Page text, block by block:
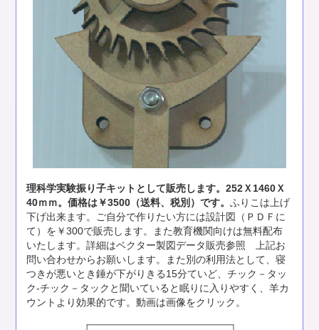
理科学実験振り子キットとして販売します。252Ｘ1460Ｘ
40ｍｍ。価格は￥3500（送料、税別）です。ふりこは上げ
下げ出来ます。ご自分で作りたい方には設計図（ＰＤＦに
て）を￥300で販売します。また教育機関向けは無料配布
いたします。詳細はベクター製図データ販売参照 上記お
問い合わせからお願いします。また別の利用法として、寝
つきが悪いとき錘が下がりきる15分ていど、チック－タッ
ク-チック－タックと聞いていると眠りに入りやすく、羊カ
ウントより効果的です。動画は画像をクリック。